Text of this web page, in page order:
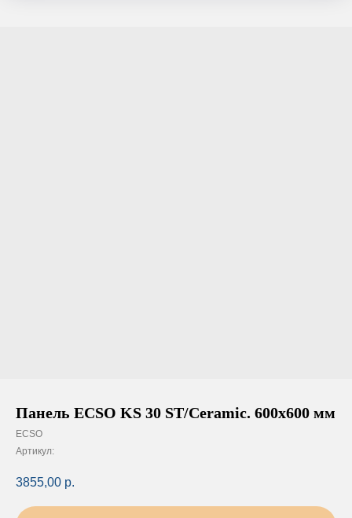
Панель ECSO KS 30 ST/Ceramic. 600х600 мм
ECSO
Артикул:
3855,00 р.